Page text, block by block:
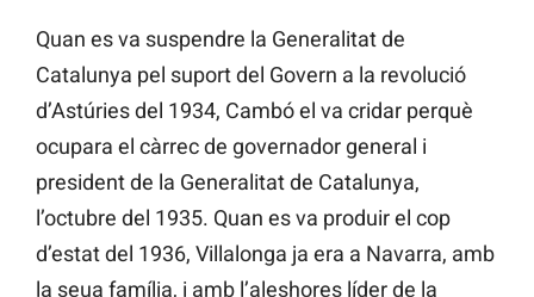
Quan es va suspendre la Generalitat de
Catalunya pel suport del Govern a la revolució
d’Astúries del 1934, Cambó el va cridar perquè
ocupara el càrrec de governador general i
president de la Generalitat de Catalunya,
l’octubre del 1935. Quan es va produir el cop
d’estat del 1936, Villalonga ja era a Navarra, amb
la seua família, i amb l’aleshores líder de la